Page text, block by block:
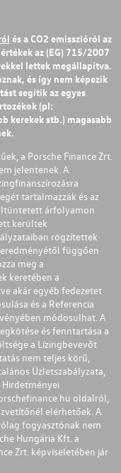
és a CO2 emisszióról az
az (EG) 715/2007
lettek megállapítva.
és így nem képezik
segítik az egyes
(pl:
kerekek stb.) magasabb
a Porsche Finance Zrt.
jelentenek. A
tartalmazzák és az
árfolyamon
kerültek
rögzítettek
függően
meg a
keretében a
akár egyéb fedezetet
és a Referencia
módosulhat. A
és fenntartása a
a Lízingbevevőt
nem teljes körű,
Üzletszabályzata,
oldalról,
elérhetőek. A
fogyasztónak nem
Hungária Kft. a
Zrt. képviseletében jár